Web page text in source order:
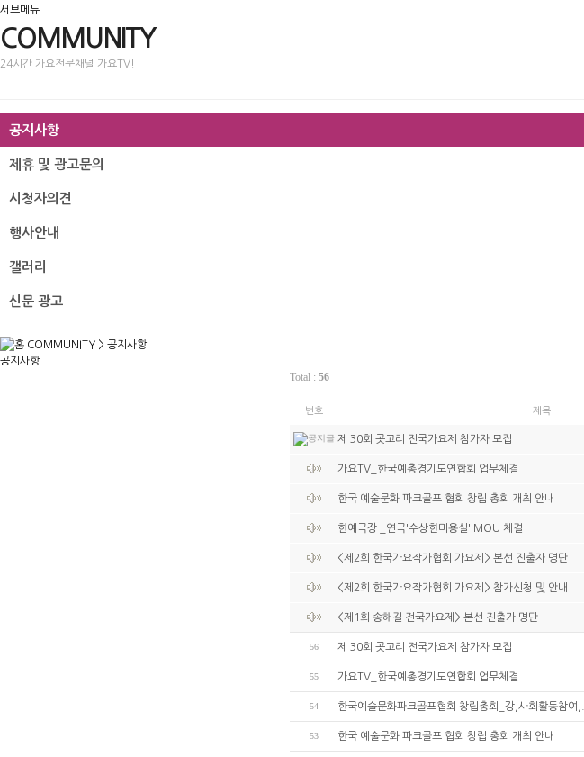
서브메뉴
COMMUNITY
24시간 가요전문채널 가요TV!
공지사항
제휴 및 광고문의
시청자의견
행사안내
갤러리
신문 광고
COMMUNITY > 공지사항
공지사항
Total : 56
번호 제목
제 30회 곳고리 전국가요제 참가자 모집
가요TV_한국예총경기도연합회 업무체결
한국 예술문화 파크골프 협회 창립 총회 개최 안내
한예극장 _연극'수상한미용실' MOU 체결
<제2회 한국가요작가협회 가요제> 본선 진출자 명단
<제2회 한국가요작가협회 가요제> 참가신청 및 안내
<제1회 송해길 전국가요제> 본선 진출가 명단
56 제 30회 곳고리 전국가요제 참가자 모집
55 가요TV_한국예총경기도연합회 업무체결
54 한국예술문화파크골프협회 창립총회_강,사회활동참여,..
53 한국 예술문화 파크골프 협회 창립 총회 개최 안내